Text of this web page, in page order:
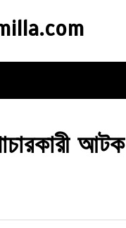
আটক